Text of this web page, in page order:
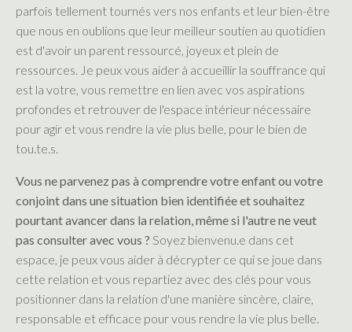
parfois tellement tournés vers nos enfants et leur bien-être
que nous en oublions que leur meilleur soutien au quotidien
est d'avoir un parent ressourcé, joyeux et plein de
ressources. Je peux vous aider à accueillir la souffrance qui
est la votre, vous remettre en lien avec vos aspirations
profondes et retrouver de l'espace intérieur nécessaire
pour agir et vous rendre la vie plus belle, pour le bien de
tou.te.s.
Vous ne parvenez pas à comprendre votre enfant ou votre
conjoint dans une situation bien identifiée et souhaitez
pourtant avancer dans la relation, même si l'autre ne veut
pas consulter avec vous ? Soyez bienvenu.e dans cet
espace, je peux vous aider à décrypter ce qui se joue dans
cette relation et vous repartiez avec des clés pour vous
positionner dans la relation d'une manière sincère, claire,
responsable et efficace pour vous rendre la vie plus belle.